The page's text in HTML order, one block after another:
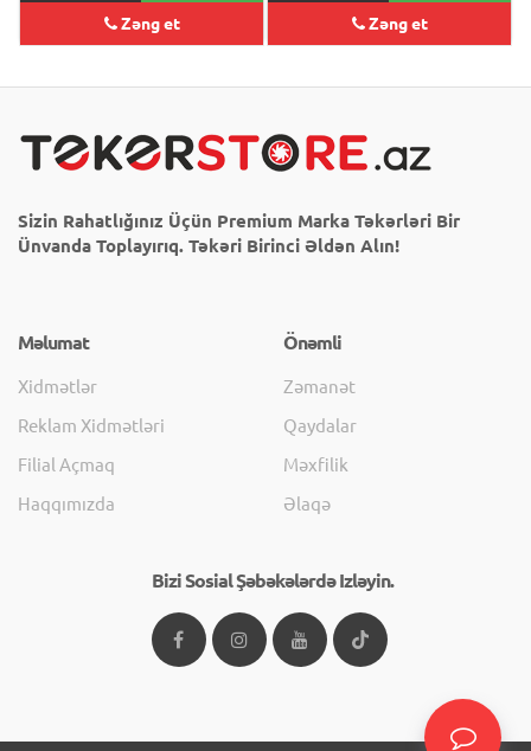
Zəng et Zəng et
Sizin Rahatlığınız Üçün Premium Marka Təkərləri Bir
Ünvanda Toplayırıq. Təkəri Birinci Əldən Alın!
Məlumat
Xidmətlər
Reklam Xidmətləri
Filial Açmaq
Haqqımızda
Önəmli
Zəmanət
Qaydalar
Məxfilik
Əlaqə
Bizi Sosial Şəbəkələrdə Izləyin.